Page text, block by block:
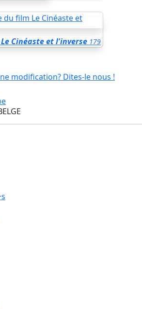
Le Cinéaste et l'inverse 179
modification? Dites-le nous !